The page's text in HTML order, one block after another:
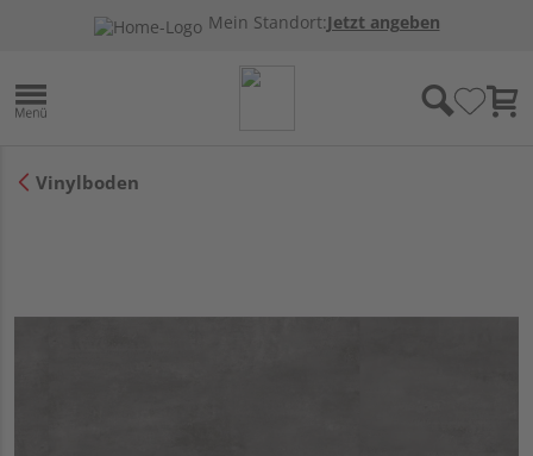
Mein Standort:Jetzt angeben
Vinylboden